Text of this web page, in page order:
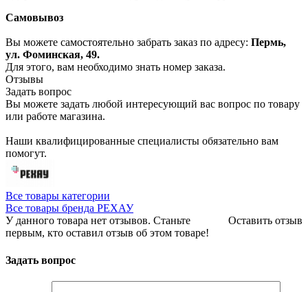
Самовывоз
Вы можете самостоятельно забрать заказ по адресу: Пермь,
ул. Фоминская, 49.
Для этого, вам необходимо знать номер заказа.
Отзывы
Задать вопрос
Вы можете задать любой интересующий вас вопрос по товару
или работе магазина.
Наши квалифицированные специалисты обязательно вам
помогут.
Все товары категории
Все товары бренда РЕХАУ
Оставить отзыв
У данного товара нет отзывов. Станьте
первым, кто оставил отзыв об этом товаре!
Задать вопрос